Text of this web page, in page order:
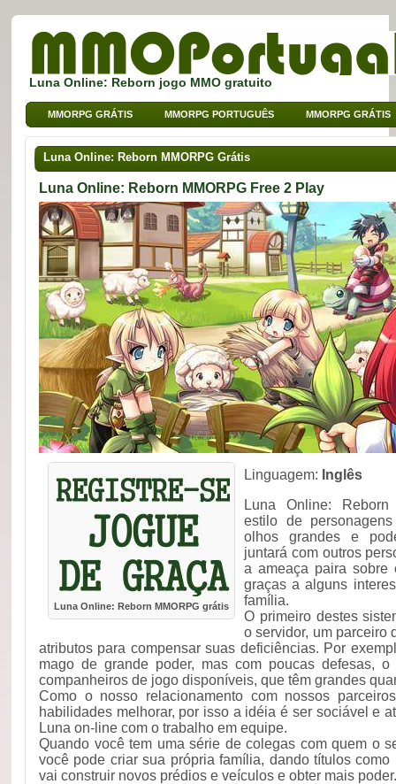
Luna Online: Reborn jogo MMO gratuito
MMORPG GRÁTIS MMORPG PORTUGUÊS MMORPG GRÁTIS
MMO DE BROWSER MMO PARA CRIANÇAS MMO DE SPORT
Luna Online: Reborn MMORPG Grátis
Luna Online: Reborn MMORPG Free 2 Play
Luna Online: Reborn MMORPG grátis
Linguagem: Inglês
Luna Online:
estilo de
olhos grandes e
juntará com outros
a ameaça paira
graças a alguns
família.
O primeiro destes
o servidor, um parceiro
atributos para compensar suas deficiências. Por
mago de grande poder, mas com poucas defesas,
companheiros de jogo disponíveis, que têm grandes
Como o nosso relacionamento com nossos
habilidades melhorar, por isso a idéia é ser sociável e
Luna on-line com o trabalho em equipe.
Quando você tem uma série de colegas com quem o
você pode criar sua própria família, dando títulos
vai construir novos prédios e veículos e obter mais poder.